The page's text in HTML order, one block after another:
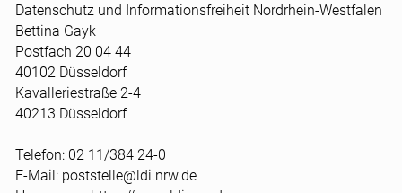
Datenschutz und Informationsfreiheit Nordrhein-Westfalen
Bettina Gayk
Postfach 20 04 44
40102 Düsseldorf
Kavalleriestraße 2-4
40213 Düsseldorf
Telefon: 02 11/384 24-0
E-Mail: poststelle@ldi.nrw.de